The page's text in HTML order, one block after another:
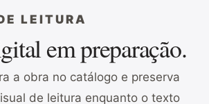
LEITURA
em preparação.
a obra no catálogo e preserva
de leitura enquanto o texto